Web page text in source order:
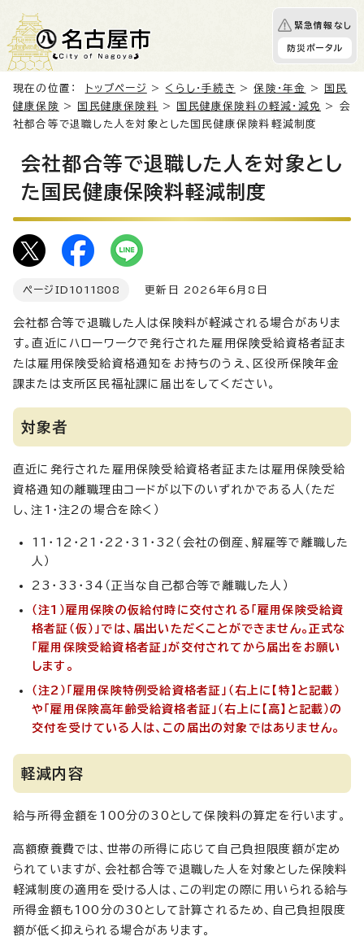
緊急情報なし
防災ポータル
現在の位置： トップページ > くらし・手続き >保険・年金 >
国民
健康保険
> 国民健康保険料 > 国民健康保険料の軽減・減免
> 会
社都合等で退職した人を対象とした国民健康保険料軽減制度
会社都合等で退職した人を対象とし
た国民健康保険料軽減制度
ページID 1011808 更新日 2026年6月8日
会社都合等で退職した人は保険料が軽減される場合がありま
す。直近にハローワークで発行された雇用保険受給資格者証ま
たは雇用保険受給資格通知をお持ちのうえ、区役所保険年金
課または支所区民福祉課に届出をしてください。
対象者
直近に発行された雇用保険受給資格者証または雇用保険受給
資格通知の離職理由コードが以下のいずれかである人（ただ
し、注1・注2の場合を除く）
11・12・21・22・31・32（会社の倒産、解雇等で離職した
人）
23・33・34（正当な自己都合等で離職した人）
（注1）雇用保険の仮給付時に交付される「雇用保険受給資
格者証（仮）」では、届出いただくことができません。正式な
「雇用保険受給資格者証」が交付されてから届出をお願い
します。
（注2）「雇用保険特例受給資格者証」（右上に【特】と記載）
や「雇用保険高年齢受給資格者証」（右上に【高】と記載）の
交付を受けている人は、この届出の対象ではありません。
軽減内容
給与所得金額を100分の30として保険料の算定を行います。
高額療養費では、世帯の所得に応じて自己負担限度額が定め
られていますが、会社都合等で退職した人を対象とした保険料
軽減制度の適用を受ける人は、この判定の際に用いられる給与
所得金額も100分の30として計算されるため、自己負担限度
額が低く抑えられる場合があります。